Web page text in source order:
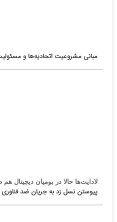
مبانی مشروعیت اتحادیه‌ها و
لادایت‌ها حالا در بومیان دیجیتال هم
پیوستن نسل زد به جریان ضد فناوری